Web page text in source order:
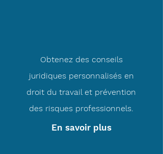
Obtenez des conseils
juridiques personnalisés en
droit du travail et prévention
des risques professionnels.
En savoir plus